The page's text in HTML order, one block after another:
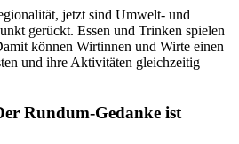
jetzt sind Umwelt- und
gerückt. Essen und Trinken spielen
können Wirtinnen und Wirte einen
und ihre Aktivitäten gleichzeitig
Rundum-Gedanke ist